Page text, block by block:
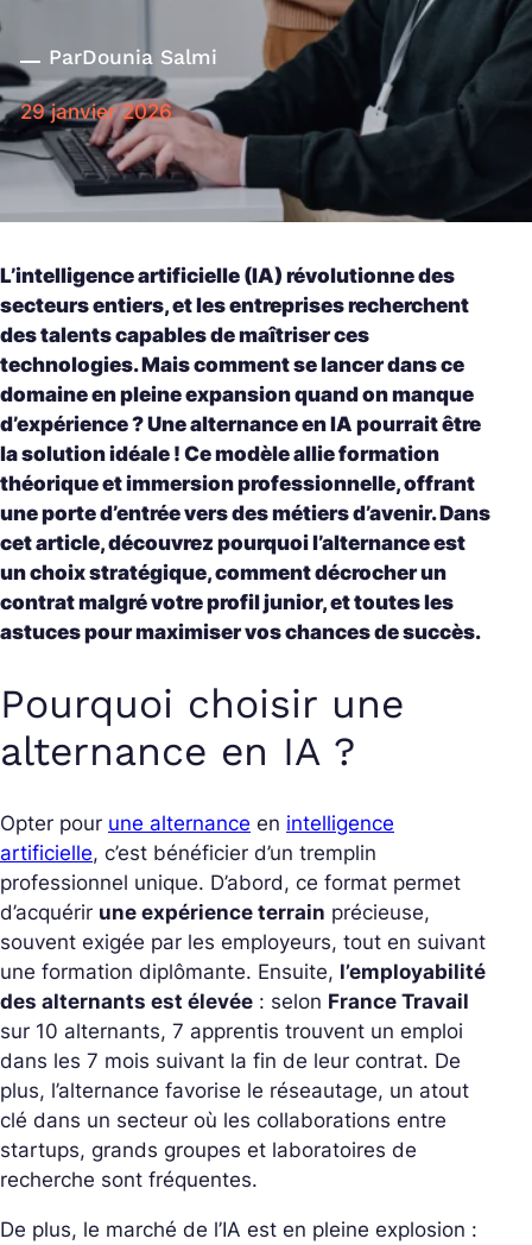
ParDounia Salmi
29 janvier 2026
L’intelligence artificielle (IA) révolutionne des
secteurs entiers, et les entreprises recherchent
des talents capables de maîtriser ces
technologies. Mais comment se lancer dans ce
domaine en pleine expansion quand on manque
d’expérience ? Une alternance en IA pourrait être
la solution idéale ! Ce modèle allie formation
théorique et immersion professionnelle, offrant
une porte d’entrée vers des métiers d’avenir. Dans
cet article, découvrez pourquoi l’alternance est
un choix stratégique, comment décrocher un
contrat malgré votre profil junior, et toutes les
astuces pour maximiser vos chances de succès.
Pourquoi choisir une
alternance en IA ?
Opter pour une alternance en intelligence
artificielle, c’est bénéficier d’un tremplin
professionnel unique. D’abord, ce format permet
d’acquérir une expérience terrain précieuse,
souvent exigée par les employeurs, tout en suivant
une formation diplômante. Ensuite, l’employabilité
des alternants est élevée : selon France Travail
sur 10 alternants, 7 apprentis trouvent un emploi
dans les 7 mois suivant la fin de leur contrat. De
plus, l’alternance favorise le réseautage, un atout
clé dans un secteur où les collaborations entre
startups, grands groupes et laboratoires de
recherche sont fréquentes.
De plus, le marché de l’IA est en pleine explosion :